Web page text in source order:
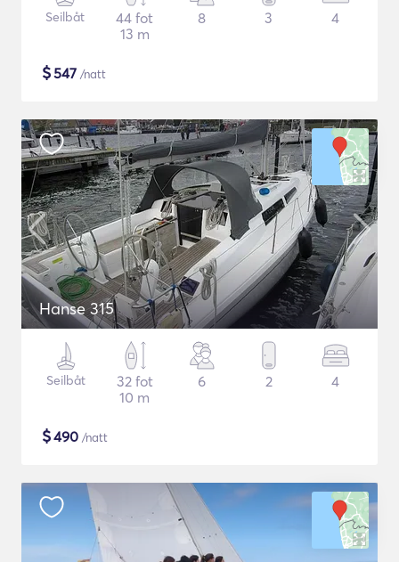
Seilbåt
44 fot
13 m
8 3 4
$547 /natt
Hanse 315
Seilbåt
32 fot
10 m
6 2 4
$490 /natt